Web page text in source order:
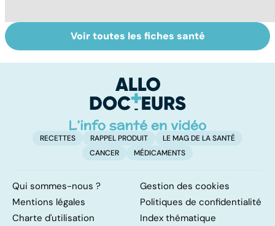
Tout savoir sur
les infections
Inflammation des
amygdales : que
d'angine ?
Voir toutes les fiches santé
RECETTES RAPPEL PRODUIT
LE MAG DE LA SANTÉ
CANCER
MÉDICAMENTS
Qui sommes-nous ?
Gestion des cookies
Mentions légales
Politiques de confidentialité
Charte d'utilisation
Index thématique